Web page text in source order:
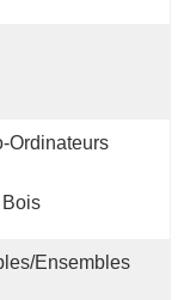
Ordinateurs
ensembles